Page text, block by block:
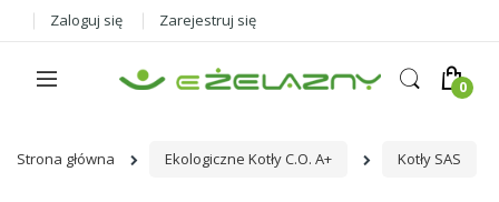
Zaloguj się Zarejestruj się
Strona główna Ekologiczne Kotły C.O. A+ Kotły SAS